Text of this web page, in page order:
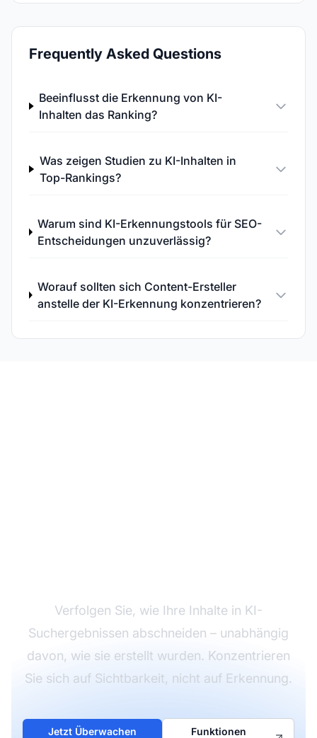
Frequently Asked Questions
Beeinflusst die Erkennung von KI-
Inhalten das Ranking?
Was zeigen Studien zu KI-Inhalten in
Top-Rankings?
Warum sind KI-Erkennungstools für SEO-
Entscheidungen unzuverlässig?
Worauf sollten sich Content-Ersteller
anstelle der KI-Erkennung konzentrieren?
Verfolgen Sie, wie Ihre Inhalte in KI-
Suchergebnissen abschneiden – unabhängig
davon, wie sie erstellt wurden. Konzentrieren
Sie sich auf Sichtbarkeit, nicht auf Erkennung.
Jetzt Überwachen
Funktionen